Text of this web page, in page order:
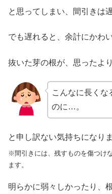
と思ってしまい、間引きは
でも遅れると、余計にかわ
抜いた芽の根が、思ったよ
こんなに長くな
のに…。
と申し訳ない気持ちになりま
※間引きには、残すものを傷つけ
ます。
明らかに弱々しかったり、